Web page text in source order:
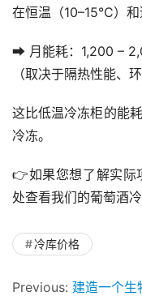
在恒温（10–15°C）和
➡ 月能耗：1,200 –
（取决于隔热性能、
这比低温冷冻柜的能
冷冻。
👉如果您想了解实际
处查看我们的葡萄酒
冷库价格
Previous: 建造一个生